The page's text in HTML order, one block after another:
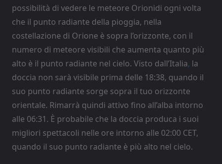
possibilità di vedere le meteore Orionidi ogni volta
che il punto radiante della pioggia, nella
costellazione di Orione è sopra l’orizzonte, con il
numero di meteore visibili che aumenta quanto più
alto è il punto radiante nel cielo. Visto dall’Italia, la
doccia non sarà visibile prima delle 18:38, quando il
suo punto radiante sorge sopra il tuo orizzonte
orientale. Rimarrà quindi attivo fino all’alba intorno
alle 06:31. È probabile che la doccia produca i suoi
migliori spettacoli nelle ore intorno alle 02:00 CET,
quando il suo punto radiante è più alto nel cielo.